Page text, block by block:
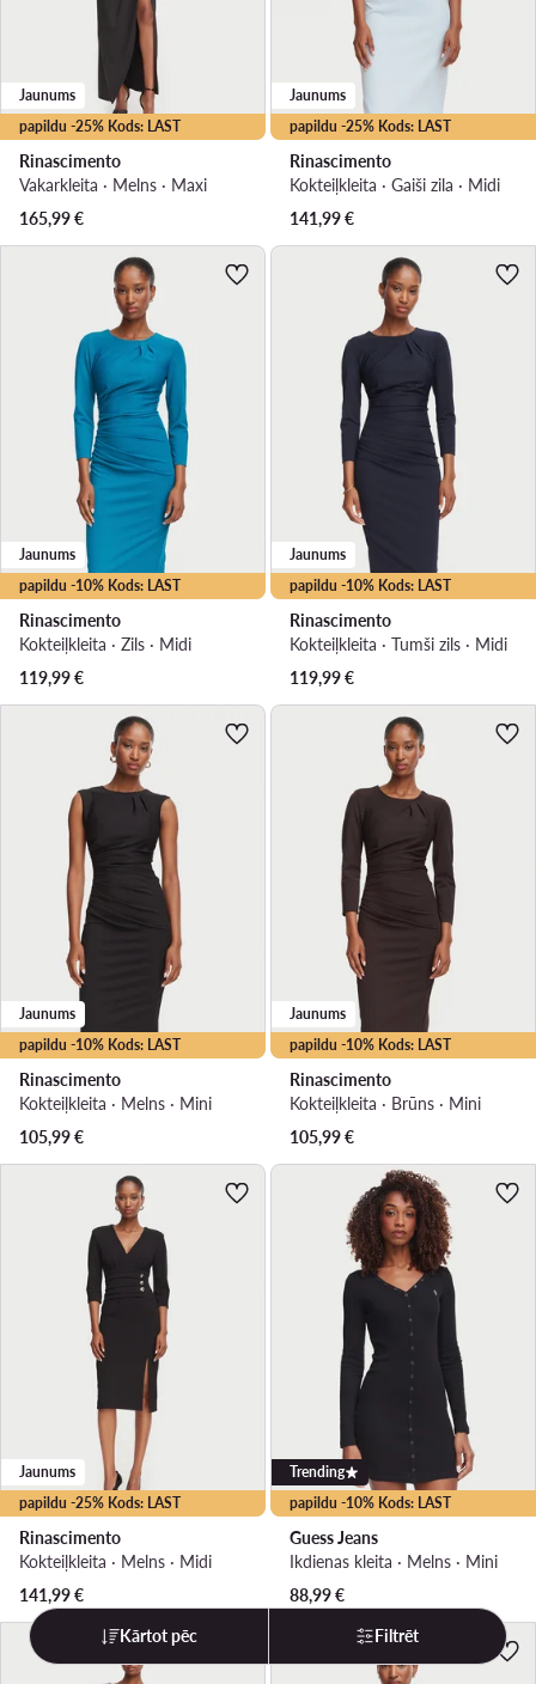
papildu -25% Kods: LAST
Jaunums
Rinascimento
Vakarkleita · Melns · Maxi
165,99€
papildu -25% Kods: LAST
Jaunums
Rinascimento
Kokteiļkleita · Gaiši zila · Midi
141,99€
papildu -10% Kods: LAST
Jaunums
Rinascimento
Kokteiļkleita · Zils · Midi
119,99€
papildu -10% Kods: LAST
Jaunums
Rinascimento
Kokteiļkleita · Tumši zils · Midi
119,99€
papildu -10% Kods: LAST
Jaunums
Rinascimento
Kokteiļkleita · Melns · Mini
105,99€
papildu -10% Kods: LAST
Jaunums
Rinascimento
Kokteiļkleita · Brūns · Mini
105,99€
papildu -25% Kods: LAST
Jaunums
Rinascimento
Kokteiļkleita · Melns · Midi
141,99€
papildu -10% Kods: LAST
Trending
Guess Jeans
Ikdienas kleita · Melns · Mini
88,99€
Kārtot pēc
Filtrēt